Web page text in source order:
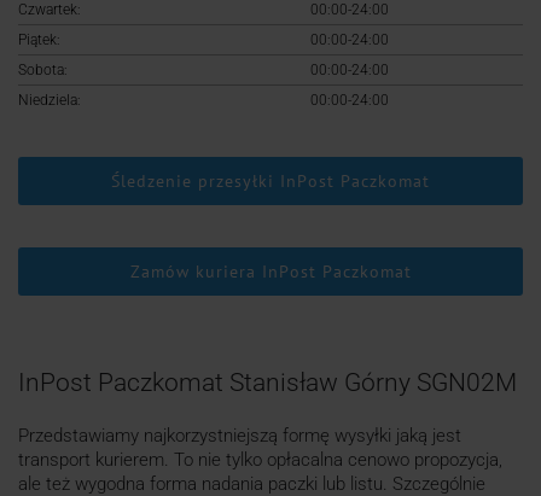
Czwartek:
00:00-24:00
Piątek:
00:00-24:00
Sobota:
00:00-24:00
Niedziela:
00:00-24:00
Śledzenie przesyłki InPost Paczkomat
Zamów kuriera InPost Paczkomat
InPost Paczkomat Stanisław Górny SGN02M
Przedstawiamy najkorzystniejszą formę wysyłki jaką jest
transport kurierem. To nie tylko opłacalna cenowo propozycja,
ale też wygodna forma nadania paczki lub listu. Szczególnie